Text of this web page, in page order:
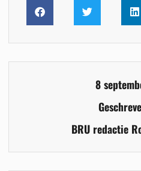
8
BRU redactie